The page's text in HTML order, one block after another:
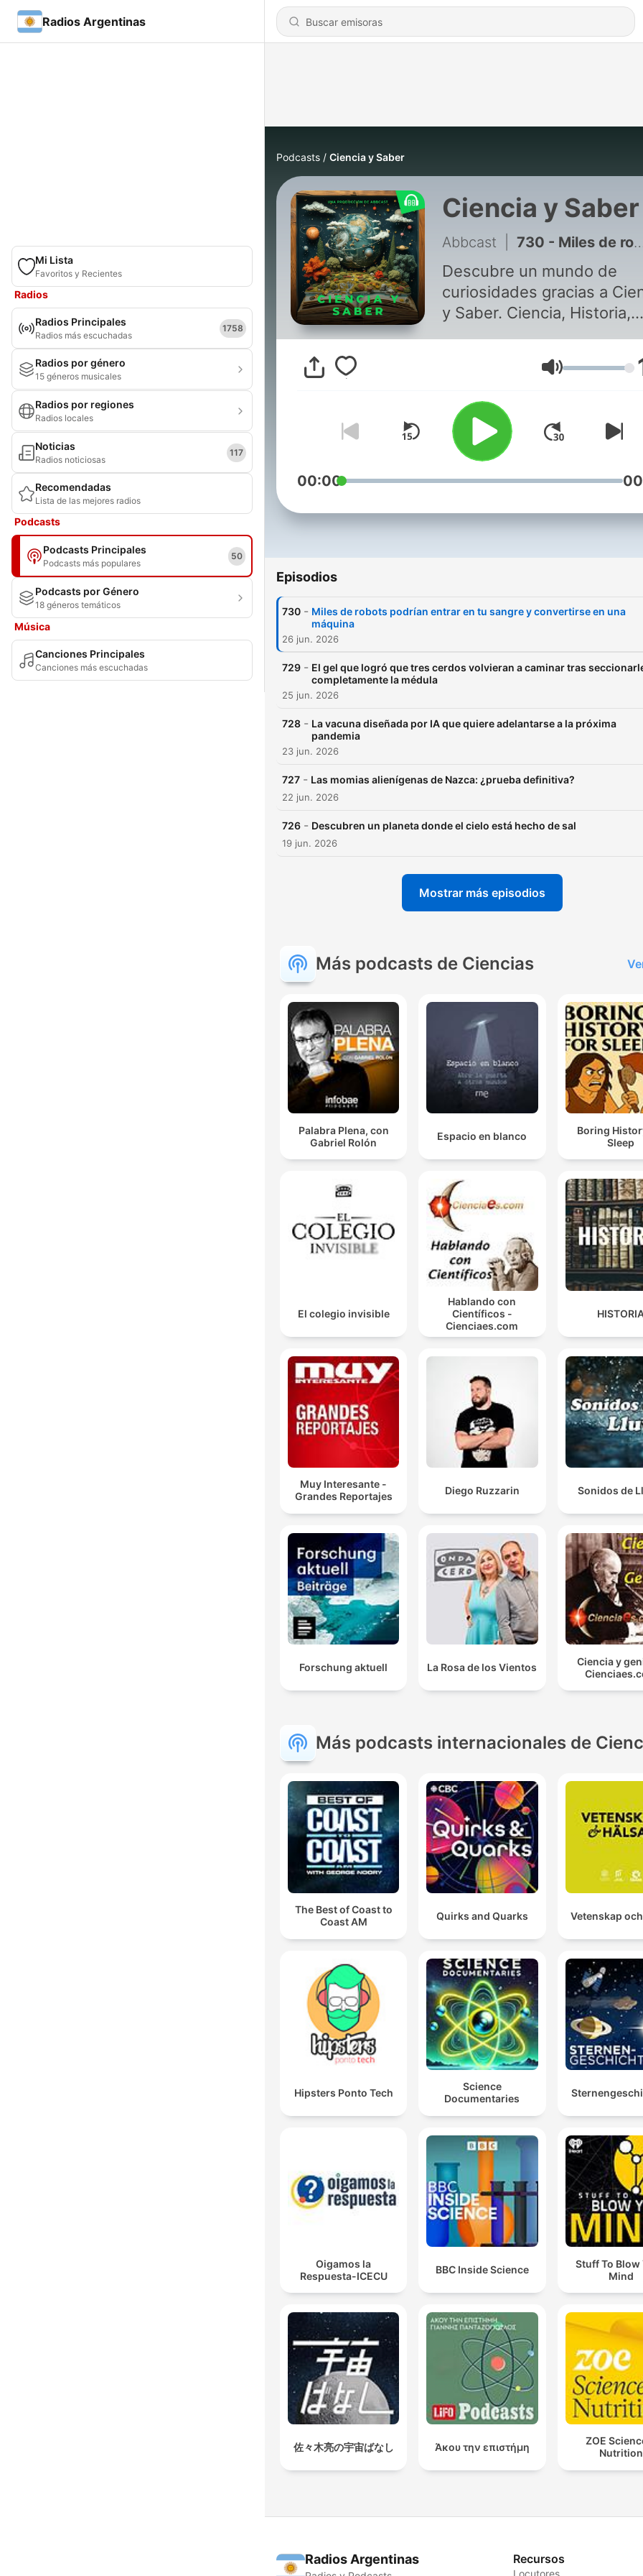
Radios Argentinas
Mi Lista
Favoritos y Recientes
Radios
Radios Principales
Radios más escuchadas
1758
Radios por género
15 géneros musicales
Radios por regiones
Radios locales
Noticias
Radios noticiosas
117
Recomendadas
Lista de las mejores radios
Podcasts
Podcasts Principales
Podcasts más populares
50
Podcasts por Género
18 géneros temáticos
Música
Canciones Principales
Canciones más escuchadas
Podcasts Ciencia y Saber
Ciencia y Saber
Abbcast 730 - Miles de robots podrían entrar en tu sangre y convertirse en una máquina
Descubre un mundo de
curiosidades gracias a
y Saber. Ciencia, Historia,
descubrimientos... Todas
mañanas de Lunes a
rápido, no más de 6 o 7
minutos. Tu Daily Podcast de
conocimiento Una
de Abbcast. PROPIEDAD
contenidos, textos,
de propiedad de JPPRO
protegidos por los derechos
únicamente tiene derecho
uso privado de los
autorización expresa para
explotarlos, distribuirlos o
ejercer cualquier derecho
Volumen
00:00
Episodios
730 - Miles de robots podrían entrar en tu sangre y convertirse en una
máquina
26 jun. 2026
729 - El gel que logró que tres cerdos volvieran a caminar tras
completamente la médula
25 jun. 2026
728 - La vacuna diseñada por IA que quiere adelantarse a la próxima
pandemia
23 jun. 2026
727 - Las momias alienígenas de Nazca: ¿prueba definitiva?
22 jun. 2026
726 - Descubren un planeta donde el cielo está hecho de sal
19 jun. 2026
Mostrar más episodios
Más podcasts de Ciencias
Palabra Plena, con
Gabriel Rolón
Espacio en blanco
Boring
Sleep
El colegio invisible
Hablando con
Científicos -
Cienciaes.com
Muy Interesante -
Grandes Reportajes
Diego Ruzzarin Sonidos de
Forschung aktuell La Rosa de los Vientos
Ciencia y
Más podcasts internacionales de
The Best of Coast to
Coast AM
Quirks and Quarks Vetenskap
Hipsters Ponto Tech
Science
Documentaries
Oigamos la
Respuesta-ICECU
BBC Inside Science
Stuff To Blow
Mind
佐々木亮の宇宙ばなし Άκου την επιστήμη
ZOE
Nutrition
Radios Argentinas Recursos
Locutores